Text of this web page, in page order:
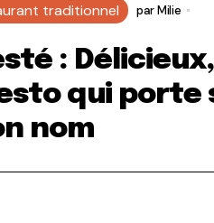
traditionnel parMilie
:
qui porte
nom